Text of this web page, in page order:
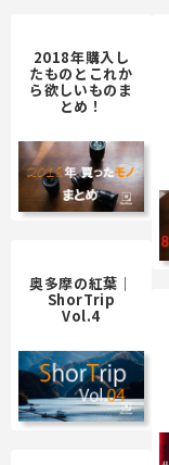
2018年購入し
たものとこれか
ら欲しいものま
とめ！
奥多摩の紅葉｜
ShorTrip
Vol.4